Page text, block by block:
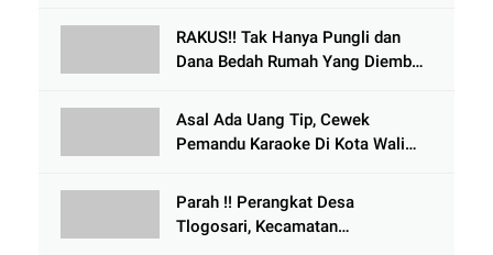
Meninggal Dunia
RAKUS!! Tak Hanya Pungli dan
Dana Bedah Rumah Yang Diembat,
Tlogowungu, di Duga
Selewengkan Bantuan Mushola
Asal Ada Uang Tip, Cewek
Pemandu Karaoke Di Kota Wali
Parah !! Perangkat Desa
Tlogosari, Kecamatan